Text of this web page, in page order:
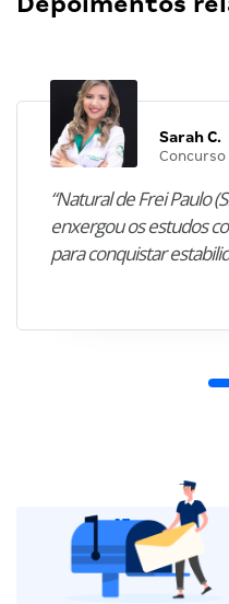
Sarah C.
“Natural de Frei Paulo
enxergou os estudos
para conquistar